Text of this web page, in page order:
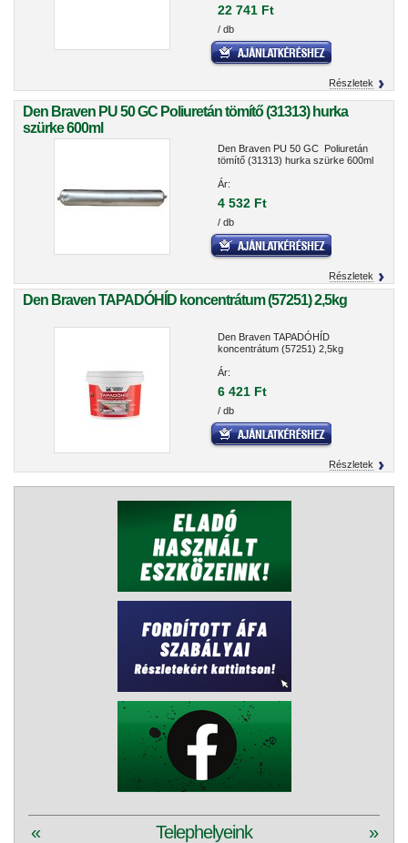
22 741 Ft
/ db
Részletek
Den Braven PU 50 GC Poliuretán tömítő (31313) hurka
szürke 600ml
Den Braven PU 50 GC Poliuretán
tömítő (31313) hurka szürke 600ml
Ár:
4 532 Ft
/ db
Részletek
Den Braven TAPADÓHÍD koncentrátum (57251) 2,5kg
Den Braven TAPADÓHÍD
koncentrátum (57251) 2,5kg
Ár:
6 421 Ft
/ db
Részletek
Telephelyeink
« »